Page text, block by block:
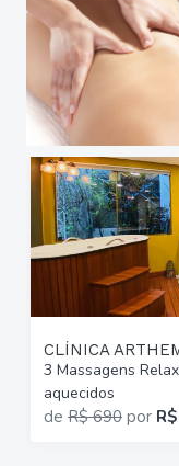
CLÍNICA
3 Massagens
aquecidos
de R$ 690 por